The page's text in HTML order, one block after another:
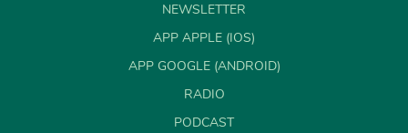
NEWSLETTER
APP APPLE (IOS)
APP GOOGLE (ANDROID)
RADIO
PODCAST